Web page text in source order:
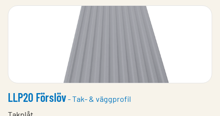
LLP20 Förslöv- Tak- & väggprofil
Takplåt